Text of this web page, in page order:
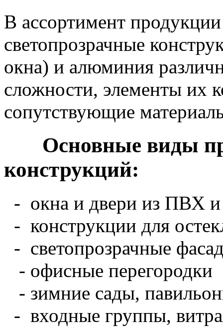
В ассортимент
светопрозрачные
окна) и алюминия
сложности, элементы их
сопутствующие
Основные виды
конструкций:
- окна и двери из ПВХ
- конструкции для
- светопрозрачные
- офисные перегородки
- зимние сады,
- входные группы,